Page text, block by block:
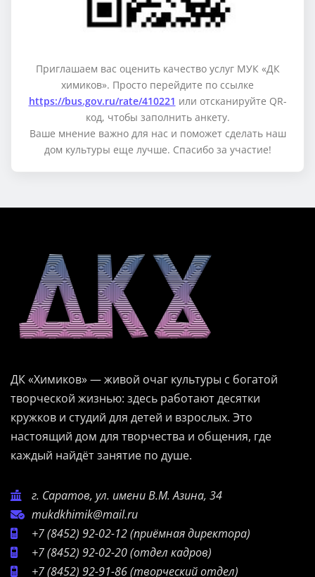
Приглашаем вас оценить качество услуг МУК «ДК
химиков». Просто перейдите по ссылке
https://bus.gov.ru/rate/410221 или отсканируйте QR-
код, чтобы заполнить анкету.
Ваше мнение важно для нас и поможет сделать наш
дом культуры еще лучше. Спасибо за участие!
ДК «Химиков» — живой очаг культуры с богатой
творческой жизнью: здесь работают десятки
кружков и студий для детей и взрослых. Это
настоящий дом для творчества и общения, где
каждый найдёт занятие по душе.
г. Саратов, ул. имени В.М. Азина, 34
mukdkhimik@mail.ru
+7 (8452) 92-02-12(приёмная директора)
+7 (8452) 92-02-20(отдел кадров)
+7 (8452) 92-91-86(творческий отдел)